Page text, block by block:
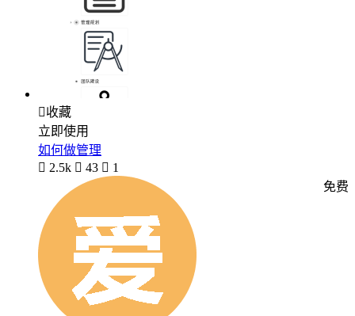
收藏
立即使用
如何做管理
 2.5k  43  1
免费